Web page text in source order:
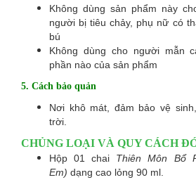
Không dùng sản phẩm này
người bị tiêu chảy, phụ nữ có
bú
Không dùng cho người mẫn
phần nào của sản phẩm
5. Cách bảo quản
Nơi khô mát, đảm bảo vệ
trời.
CHỦNG LOẠI VÀ QUY CÁCH
Hộp 01 chai Thiên Môn Bổ
Em) dạng cao lỏng 90 ml.